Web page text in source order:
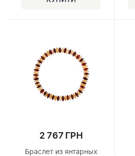
2 767 ГРН
Браслет из янтарных